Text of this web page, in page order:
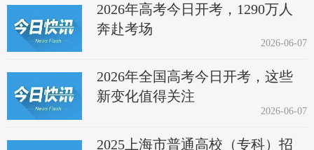
2026年高考今日开考，1290万人
奔赴考场
2026-06-07
2026年全国高考今日开考，这些
新变化值得关注
2026-06-07
2025上海市普通高校（专科）招